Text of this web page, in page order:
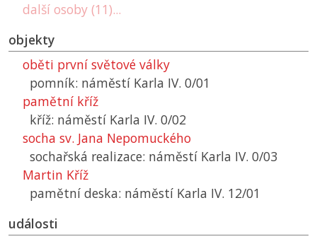
další osoby (11)...
objekty
oběti první světové války
pomník: náměstí Karla IV. 0/01
pamětní kříž
kříž: náměstí Karla IV. 0/02
socha sv. Jana Nepomuckého
sochařská realizace: náměstí Karla IV. 0/03
Martin Kříž
pamětní deska: náměstí Karla IV. 12/01
události